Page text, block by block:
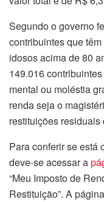
Segundo o governo
contribuintes que
idosos acima de 80
149.016
mental ou moléstia
renda seja o
restituições
Para conferir se está
deve-se acessar a
“Meu Imposto de
Restituição”. A